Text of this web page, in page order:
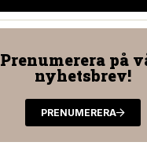
Prenumerera på
nyhetsbrev!
PRENUMERERA